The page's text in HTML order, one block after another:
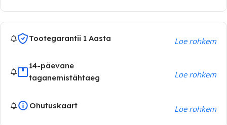
Tootegarantii 1 Aasta Loe rohkem
14-päevane
taganemistähtaeg
Loe rohkem
Ohutuskaart Loe rohkem